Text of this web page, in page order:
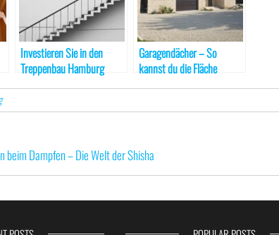
Investieren Sie in den
Treppenbau Hamburg
Garagendächer – So
kannst du die Fläche
sinnvoll nutzen!
beim Dampfen – Die Welt der Shisha